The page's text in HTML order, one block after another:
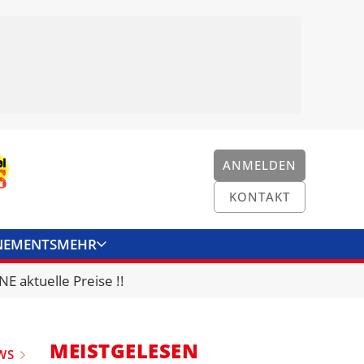
ANMELDEN
KONTAKT
MEHR
KONTAKT
aktuelle Preise !!
MEISTGELESEN